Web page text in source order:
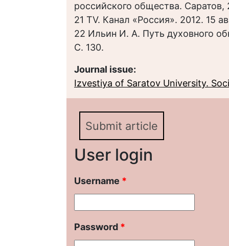
российского общества. Саратов,
21 TV. Канал «Россия». 2012. 15
22 Ильин И. А. Путь духовного
С. 130.
Journal issue:
Izvestiya of Saratov University.
Submit article
User login
Username *
Password *